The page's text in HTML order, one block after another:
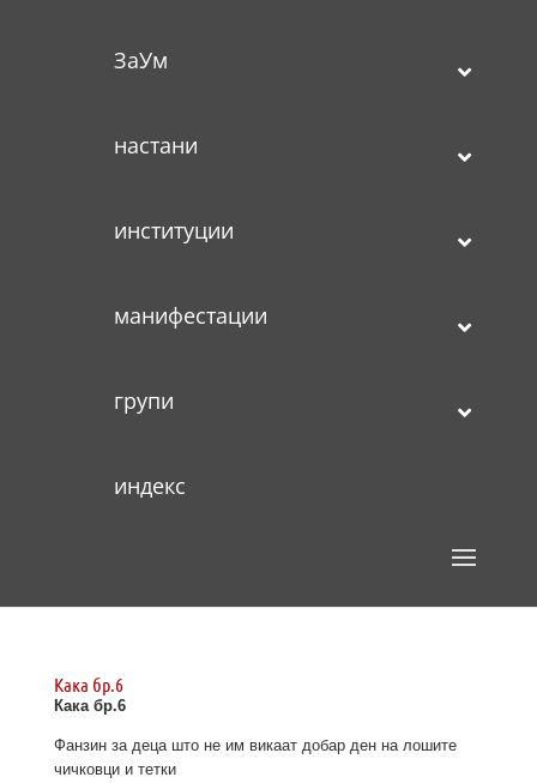
ЗаУм
настани
институции
манифестации
групи
индекс
Кака бр.6
Кака бр.6
Фанзин за деца што не им викаат добар ден на лошите
чичковци и тетки